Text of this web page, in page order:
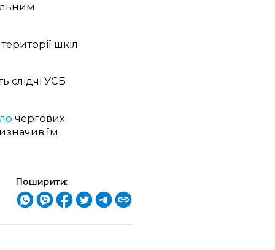
шкіл
слідчі УСБ
чергових
їм
Поширити: